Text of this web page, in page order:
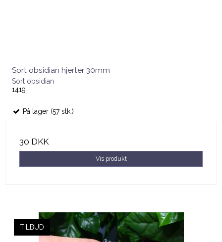
Sort obsidian hjerter 30mm
Sort obsidian
1419
På lager (57 stk.)
30 DKK
Vis produkt
TILBUD